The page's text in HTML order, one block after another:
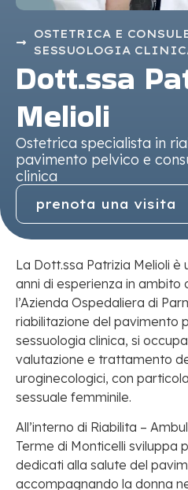
OSTETRICA E
SESSUOLOGIA
Dott.ssa
Melioli
Ostetrica specialista in
pavimento pelvico e
clinica
prenota una visita
La Dott.ssa Patrizia Melioli è
anni di esperienza in ambito
l’Azienda Ospedaliera di
riabilitazione del pavimento
sessuologia clinica, si
valutazione e trattamento
uroginecologici, con
sessuale femminile.
All’interno di Riabilita –
Terme di Monticelli sviluppa
dedicati alla salute del
accompagnando la donna